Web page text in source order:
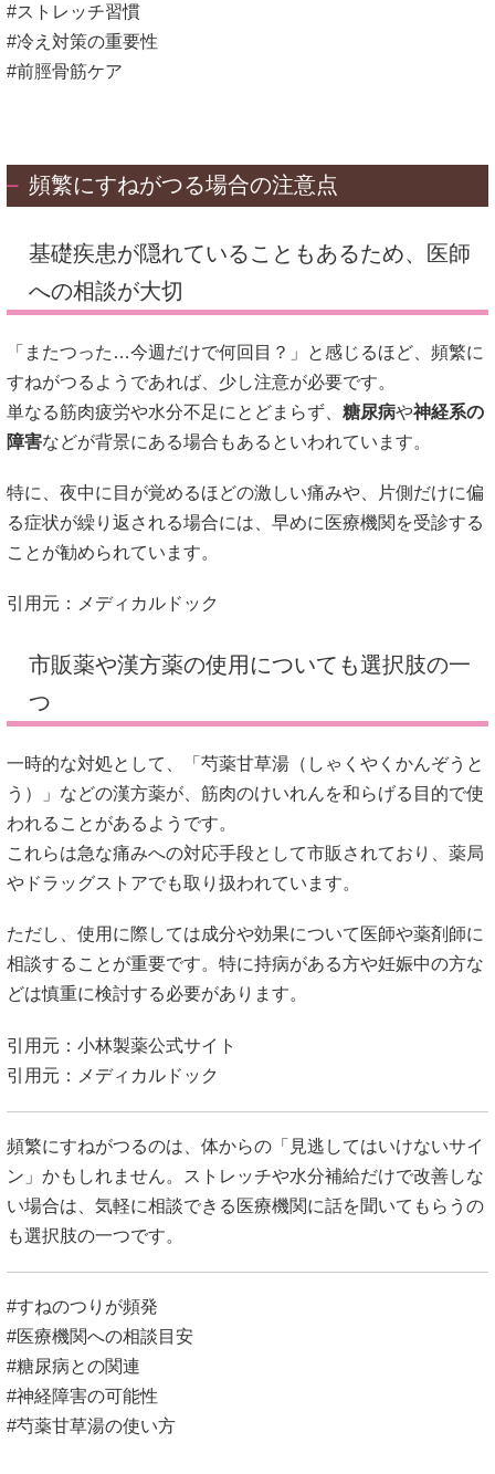
#ストレッチ習慣
#冷え対策の重要性
#前脛骨筋ケア
頻繁にすねがつる場合の注意点
基礎疾患が隠れていることもあるため、医師
への相談が大切
「またつった…今週だけで何回目？」と感じるほど、頻繁に
すねがつるようであれば、少し注意が必要です。
単なる筋肉疲労や水分不足にとどまらず、 糖尿病や神経系の
障害などが背景にある場合もあるといわれています。
特に、夜中に目が覚めるほどの激しい痛みや、片側だけに偏
る症状が繰り返される場合には、早めに医療機関を受診する
ことが勧められています。
引用元： メディカルドック
市販薬や漢方薬の使用についても選択肢の一
つ
一時的な対処として、「芍薬甘草湯（しゃくやくかんぞうと
う）」などの漢方薬が、筋肉のけいれんを和らげる目的で使
われることがあるようです。
これらは急な痛みへの対応手段として市販されており、薬局
やドラッグストアでも取り扱われています。
ただし、使用に際しては成分や効果について医師や薬剤師に
相談することが重要です。特に持病がある方や妊娠中の方な
どは慎重に検討する必要があります。
引用元： 小林製薬公式サイト
引用元：
メディカルドック
頻繁にすねがつるのは、体からの「見逃してはいけないサイ
ン」かもしれません。ストレッチや水分補給だけで改善しな
い場合は、気軽に相談できる医療機関に話を聞いてもらうの
も選択肢の一つです。
#すねのつりが頻発
#医療機関への相談目安
#糖尿病との関連
#神経障害の可能性
#芍薬甘草湯の使い方